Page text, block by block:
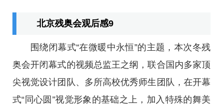
北京残奥会观后感9
围绕闭幕式“在微暖中永恒”的主题，本次冬残
奥会开闭幕式的视频总监王之纲，联合国内多家顶
尖视觉设计团队、多所高校优秀师生团队，在开幕
式“同心圆”视觉形象的基础之上，加入特殊的舞美